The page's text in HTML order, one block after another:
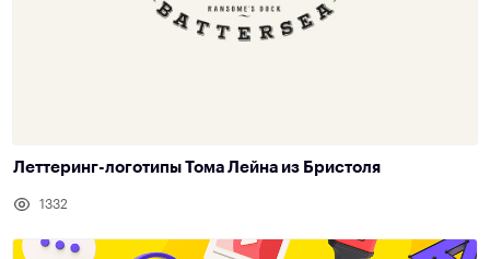
Леттеринг-логотипы Тома Лейна из Бристоля
1332